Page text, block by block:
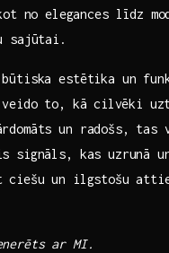
no elegances līdz
sajūtai.
estētika un
to, kā ⁢cilvēki
un radošs, tas
signāls, kas uzrunā ​un
ciešu un‌ ilgstošu
ar MI.